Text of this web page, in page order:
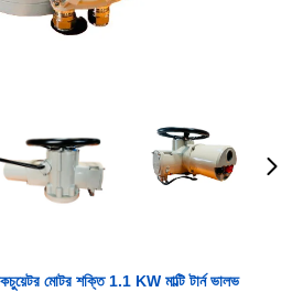
মোটর শক্তি 1.1 KW মাল্টি টার্ন ভালভ